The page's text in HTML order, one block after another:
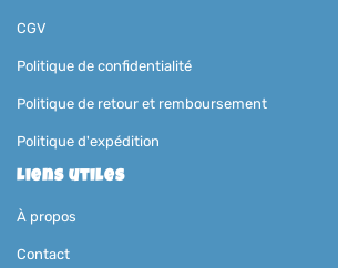
CGV
Politique de confidentialité
Politique de retour et remboursement
Politique d'expédition
Liens utiles
À propos
Contact